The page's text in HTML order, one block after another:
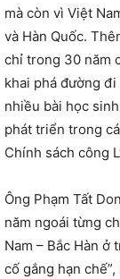
mà còn vì Việt
và Hàn Quốc.
chỉ trong 30 năm
khai phá đường
nhiều bài học
phát triển trong
Chính sách công
Ông Phạm Tất
năm ngoái từng
Nam – Bắc Hàn ở
cố gắng hạn